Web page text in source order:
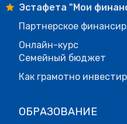
Эстафета "Мои
Партнерское
Онлайн-курс
Семейный бюджет
Как грамотно
ОБРАЗОВАНИЕ